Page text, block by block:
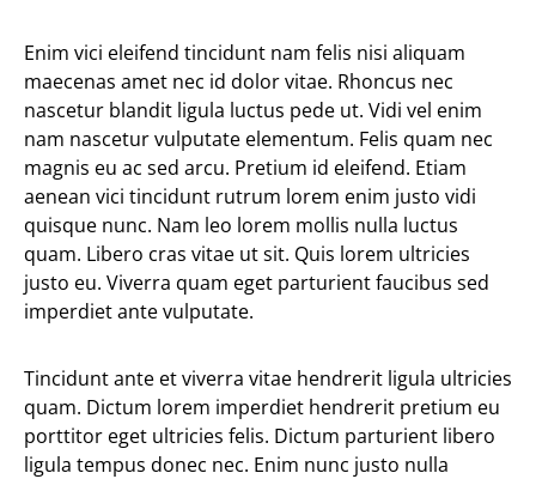
Enim vici eleifend tincidunt nam felis nisi aliquam
maecenas amet nec id dolor vitae. Rhoncus nec
nascetur blandit ligula luctus pede ut. Vidi vel enim
nam nascetur vulputate elementum. Felis quam nec
magnis eu ac sed arcu. Pretium id eleifend. Etiam
aenean vici tincidunt rutrum lorem enim justo vidi
quisque nunc. Nam leo lorem mollis nulla luctus
quam. Libero cras vitae ut sit. Quis lorem ultricies
justo eu. Viverra quam eget parturient faucibus sed
imperdiet ante vulputate.
Tincidunt ante et viverra vitae hendrerit ligula ultricies
quam. Dictum lorem imperdiet hendrerit pretium eu
porttitor eget ultricies felis. Dictum parturient libero
ligula tempus donec nec. Enim nunc justo nulla